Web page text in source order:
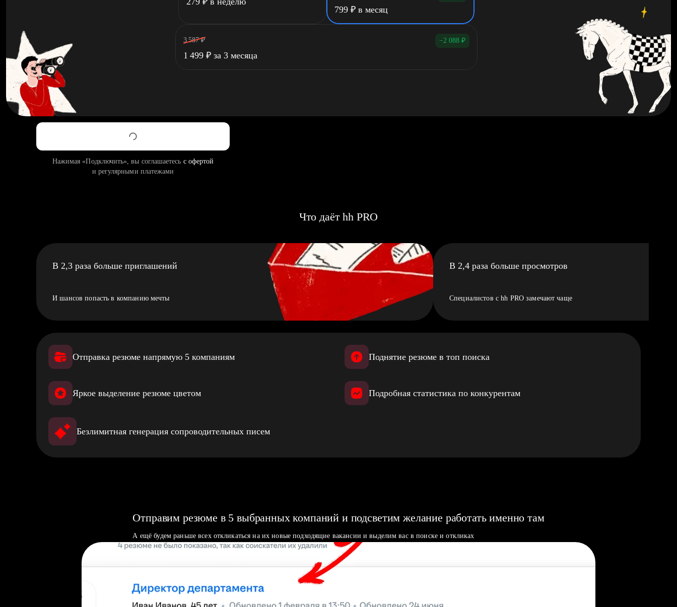
799 ₽ в месяц
3 587 ₽ −2 088 ₽
1 499 ₽ за 3 месяца
Нажимая «Подключить», вы соглашаетесь с офертой
и регулярными платежами
Что даёт hh PRO
В 2,3 раза больше приглашений
И шансов попасть в компанию мечты
В 2,4 раза больше просмотров
Специалистов с hh PRO замечают чаще
Отправка резюме напрямую 5 компаниям Поднятие резюме в топ поиска
Яркое выделение резюме цветом Подробная статистика по конкурентам
Безлимитная генерация сопроводительных писем
Отправим резюме в 5 выбранных компаний и подсветим желание работать именно там
А ещё будем раньше всех откликаться на их новые подходящие вакансии и выделим вас в поиске и откликах